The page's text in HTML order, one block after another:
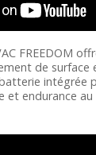
FREEDOM
de surface
intégrée
et endurance